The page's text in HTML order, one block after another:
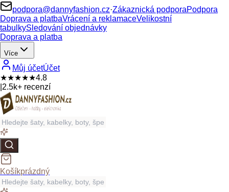
podpora@dannyfashion.cz·Zákaznická podporaPodpora
Doprava a platbaVrácení a reklamaceVelikostní
tabulkySledování objednávky
Doprava a platba
Více
Můj účetÚčet
★★★★★4.8
2.5k+ recenzí
Košíkprázdný